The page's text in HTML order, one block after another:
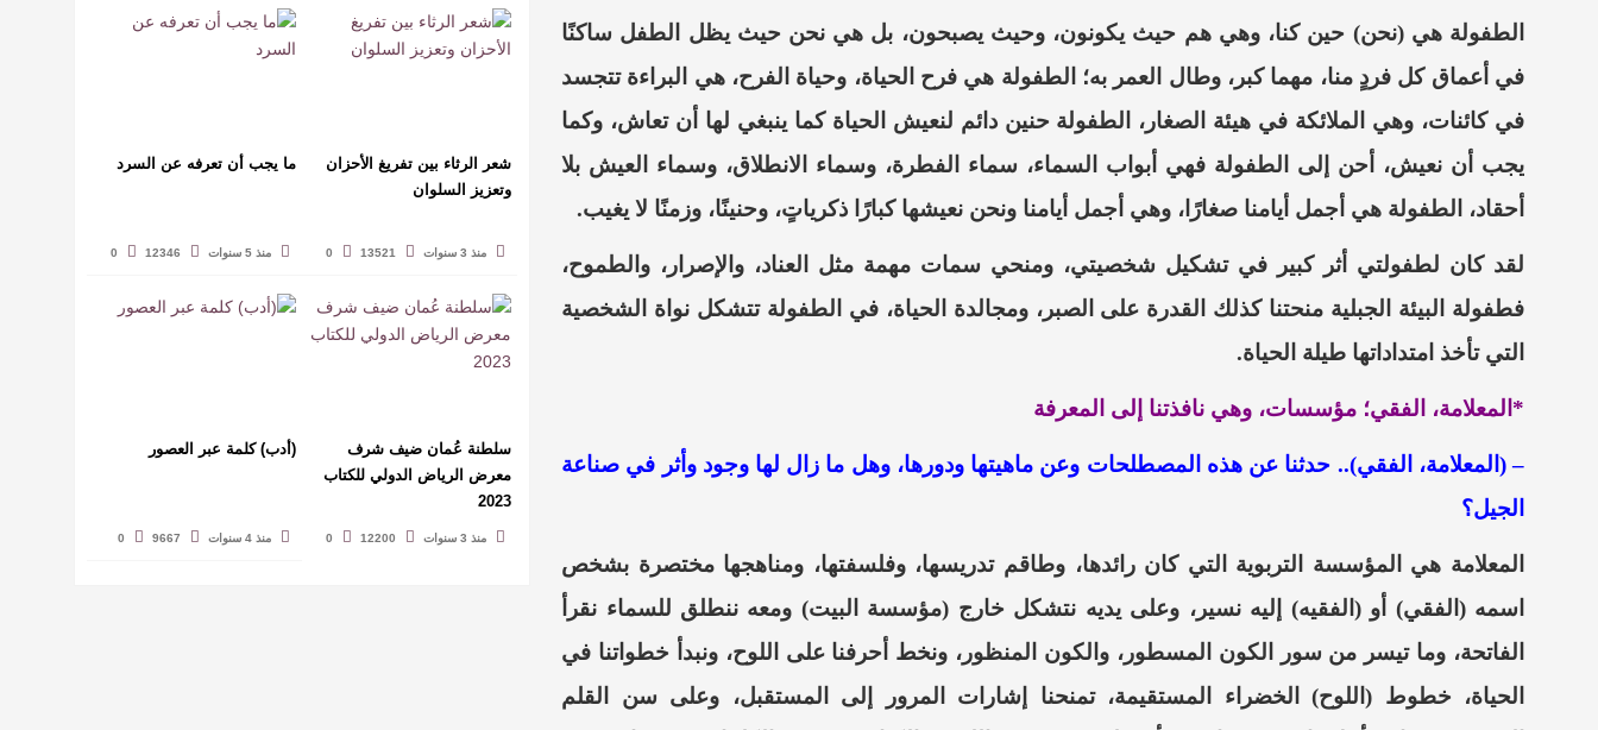
شعر الرثاء بين تفريغ الأحزان
وتعزيز السلوان
منذ 3 سنوات 13521
0
ما يجب أن تعرفه عن السرد
منذ 5 سنوات 12346
0
سلطنة عُمان ضيف شرف
معرض الرياض الدولي للكتاب
2023
منذ 3 سنوات 12200
0
(أدب) كلمة عبر العصور
منذ 4 سنوات 9667
0
الطفولة هي (نحن) حين كنا، وهي هم حيث يكونون، وحيث يصبحون، بل هي نحن حيث يظل الطفل ساكنًا
في أعماق كل فردٍ منا، مهما كبر، وطال العمر به؛ الطفولة هي فرح الحياة، وحياة الفرح، هي البراءة تتجسد
في كائنات، وهي الملائكة في هيئة الصغار، الطفولة حنين دائم لنعيش الحياة كما ينبغي لها أن تعاش، وكما
يجب أن نعيش، أحن إلى الطفولة فهي أبواب السماء، سماء الفطرة، وسماء الانطلاق، وسماء العيش بلا
أحقاد، الطفولة هي أجمل أيامنا صغارًا، وهي أجمل أيامنا ونحن نعيشها كبارًا ذكرياتٍ، وحنينًا، وزمنًا لا يغيب.
لقد كان لطفولتي أثر كبير في تشكيل شخصيتي، ومنحي سمات مهمة مثل العناد، والإصرار، والطموح،
فطفولة البيئة الجبلية منحتنا كذلك القدرة على الصبر، ومجالدة الحياة، في الطفولة تتشكل نواة الشخصية
التي تأخذ امتداداتها طيلة الحياة.
*المعلامة، الفقي؛ مؤسسات، وهي نافذتنا إلى المعرفة
– ( المعلامة، الفقي).. حدثنا عن هذه المصطلحات وعن ماهيتها ودورها، وهل ما زال لها وجود وأثر في صناعة
الجيل؟
المعلامة هي المؤسسة التربوية التي كان رائدها، وطاقم تدريسها، وفلسفتها، ومناهجها مختصرة بشخص
اسمه (الفقي) أو (الفقيه) إليه نسير، وعلى يديه نتشكل خارج (مؤسسة البيت) ومعه ننطلق للسماء نقرأ
الفاتحة، وما تيسر من سور
الكون المسطور، والكون المنظور ، ونخط أحرفنا على اللوح، ونبدأ خطواتنا في
الحياة، خطوط (اللوح)الخضراء المستقيمة، تمنحنا إشارات المرور إلى المستقبل، وعلى سن القلم